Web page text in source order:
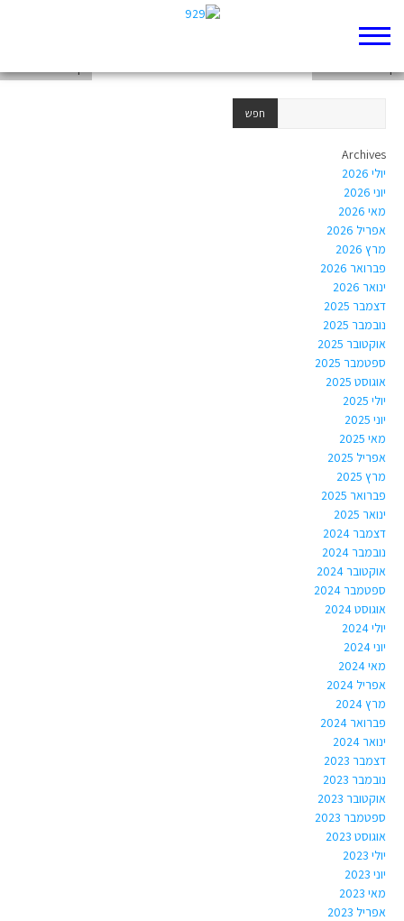
Archives
יולי 2026
יוני 2026
מאי 2026
אפריל 2026
מרץ 2026
פברואר 2026
ינואר 2026
דצמבר 2025
נובמבר 2025
אוקטובר 2025
ספטמבר 2025
אוגוסט 2025
יולי 2025
יוני 2025
מאי 2025
אפריל 2025
מרץ 2025
פברואר 2025
ינואר 2025
דצמבר 2024
נובמבר 2024
אוקטובר 2024
ספטמבר 2024
אוגוסט 2024
יולי 2024
יוני 2024
מאי 2024
אפריל 2024
מרץ 2024
פברואר 2024
ינואר 2024
דצמבר 2023
נובמבר 2023
אוקטובר 2023
ספטמבר 2023
אוגוסט 2023
יולי 2023
יוני 2023
מאי 2023
אפריל 2023